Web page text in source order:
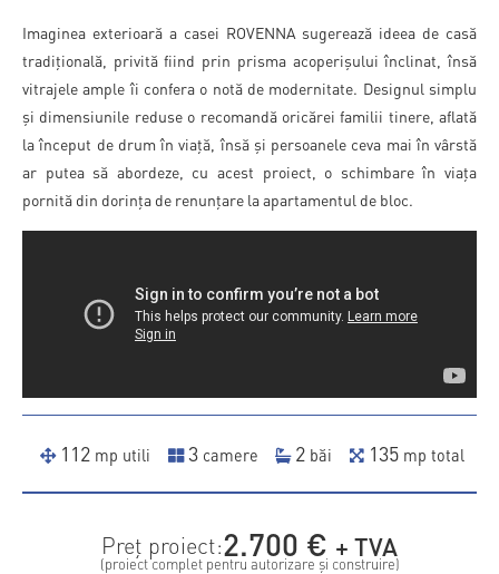
Imaginea exterioară a casei ROVENNA sugerează ideea de casă
tradițională, privită fiind prin prisma acoperișului înclinat, însă
vitrajele ample îi confera o notă de modernitate. Designul simplu
și dimensiunile reduse o recomandă oricărei familii tinere, aflată
la început de drum în viață, însă și persoanele ceva mai în vârstă
ar putea să abordeze, cu acest proiect, o schimbare în viața
pornită din dorința de renunțare la apartamentul de bloc.
112mp utili 3camere 2 băi 135 mp total
Preț proiect:2.700 € + TVA
(proiect complet pentru autorizare și construire)